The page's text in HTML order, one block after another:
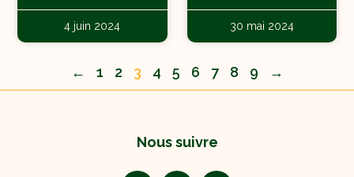
4 juin 2024 30 mai 2024
← 1 2 3 4 5 6 7 8 9 →
Nous suivre